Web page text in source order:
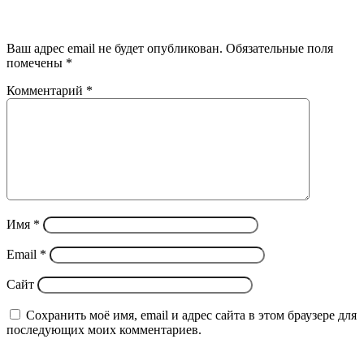
Ваш адрес email не будет опубликован. Обязательные поля
помечены *
Комментарий *
Имя *
Email *
Сайт
Сохранить моё имя, email и адрес сайта в этом браузере для
последующих моих комментариев.